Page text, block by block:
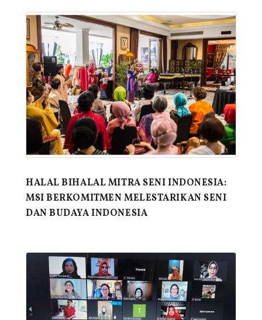
HALAL BIHALAL MITRA SENI INDONESIA:
MSI BERKOMITMEN MELESTARIKAN SENI
DAN BUDAYA INDONESIA